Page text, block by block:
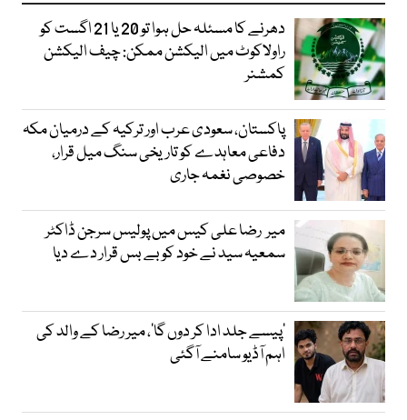
دھرنے کا مسئلہ حل ہوا تو 20 یا 21 اگست کو
راولاکوٹ میں الیکشن ممکن: چیف الیکشن
کمشنر
پاکستان، سعودی عرب اور ترکیہ کے درمیان مکہ
دفاعی معاہدے کو تاریخی سنگ میل قرار،
خصوصی نغمہ جاری
میر رضا علی کیس میں پولیس سرجن ڈاکٹر
سمعیہ سید نے خود کو بے بس قرار دے دیا
’پیسے جلد ادا کر دوں گا‘، میر رضا کے والد کی
اہم آڈیو سامنے آگئی